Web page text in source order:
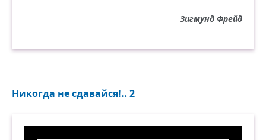
Зигмунд Фрейд
Никогда не сдавайся!.. 2